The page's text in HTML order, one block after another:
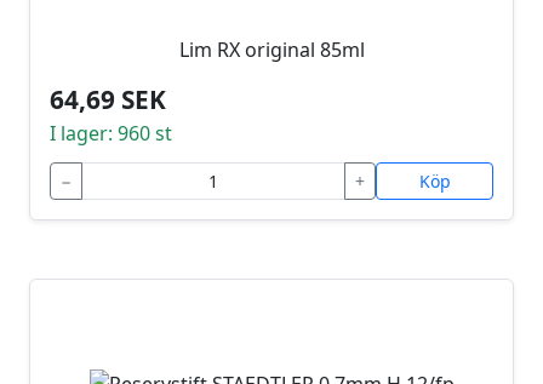
Lim RX original 85ml
64,69 SEK
I lager: 960 st
− + Köp